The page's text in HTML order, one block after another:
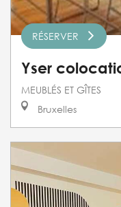
RÉSERVER
Yser
MEUBLÉS ET GÎTES
Bruxelles